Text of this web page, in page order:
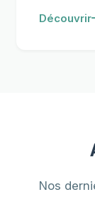
Découvrir
Nos